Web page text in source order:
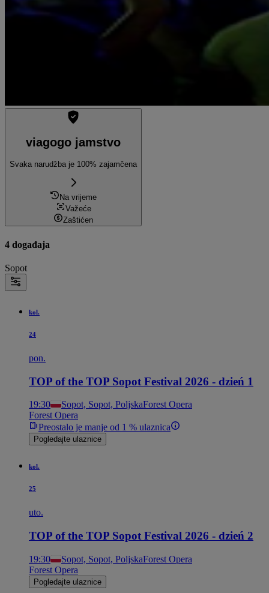
viagogo jamstvo
Svaka narudžba je 100% zajamčena
Na vrijeme
Važeće
Zaštićen
4 događaja
Sopot
kol.
24
pon.
TOP of the TOP Sopot Festival 2026 - dzień 1
19:30 Sopot, Sopot, PoljskaForest Opera
Forest Opera
Preostalo je manje od 1 % ulaznica
Pogledajte ulaznice
kol.
25
uto.
TOP of the TOP Sopot Festival 2026 - dzień 2
19:30 Sopot, Sopot, PoljskaForest Opera
Forest Opera
Pogledajte ulaznice